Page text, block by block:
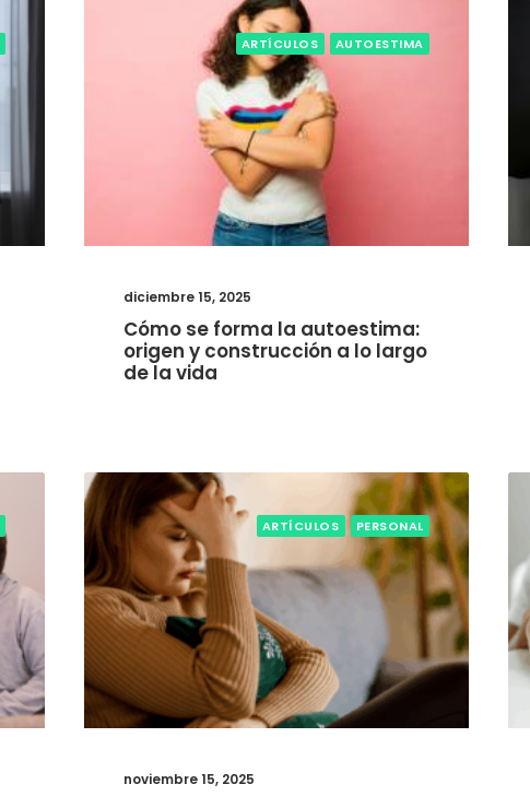
ARTÍCULOS AUTOESTIMA
diciembre 15, 2025
Cómo se forma la autoestima:
origen y construcción a lo largo
de la vida
ARTÍCULOS PERSONAL
noviembre 15, 2025